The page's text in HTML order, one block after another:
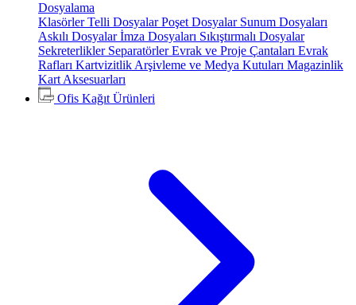
Dosyalama
KlasörlerTelli DosyalarPoşet Dosyalar Sunum Dosyaları
Askılı Dosyalarİmza Dosyaları Sıkıştırmalı Dosyalar
Sekreterlikler SeparatörlerEvrak ve Proje Çantaları Evrak
Rafları Kartvizitlik Arşivleme ve Medya Kutuları Magazinlik
Kart Aksesuarları
Ofis Kağıt Ürünleri